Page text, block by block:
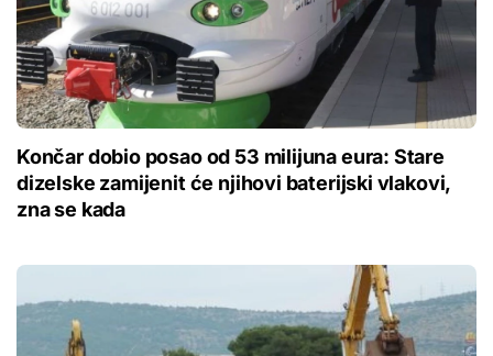
Končar dobio posao od 53 milijuna eura: Stare
dizelske zamijenit će njihovi baterijski vlakovi,
zna se kada